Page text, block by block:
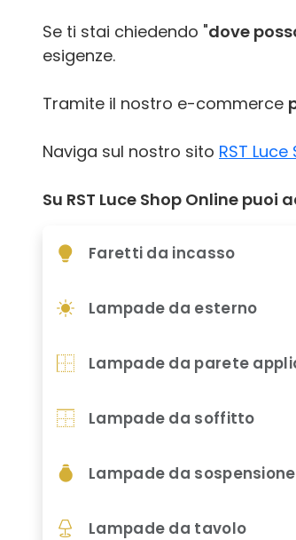
Se ti stai chiedendo "dove
esigenze.
Tramite il nostro e-commerce
Naviga sul nostro sito RST
Su RST Luce Shop Online puoi
Faretti da incasso
Lampade da esterno
Lampade da parete
Lampade da soffitto
Lampade da sospensione
Lampade da tavolo